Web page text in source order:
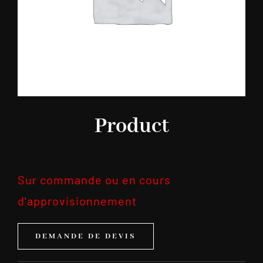
Product
Sur commande ou en cours
d'approvisionnement
DEMANDE DE DEVIS